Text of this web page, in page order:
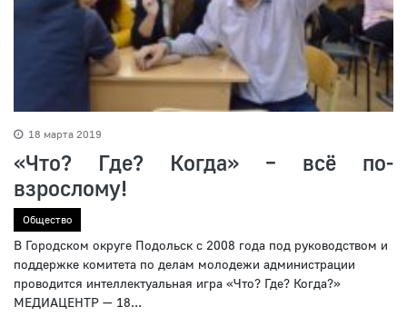
18 марта 2019
«Что? Где? Когда» – всё по-
взрослому!
Общество
В Городском округе Подольск с 2008 года под руководством и
поддержке комитета по делам молодежи администрации
проводится интеллектуальная игра «Что? Где? Когда?»
МЕДИАЦЕНТР — 18...